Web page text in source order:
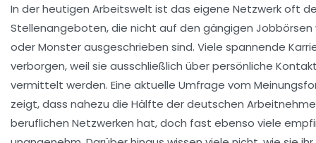
In der heutigen Arbeitswelt ist das eigene Netzwerk oft
Stellenangeboten, die nicht auf den gängigen
oderMonsterausgeschrieben sind. Viele spannende
verborgen, weil sie ausschließlich über persönliche
vermittelt werden. Eine aktuelle Umfrage vom
zeigt, dass nahezu die Hälfte der deutschen
beruflichen Netzwerken hat, doch fast ebenso viele